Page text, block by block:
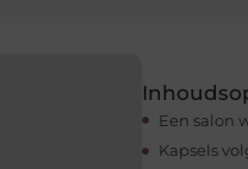
Een salon
Kapsels